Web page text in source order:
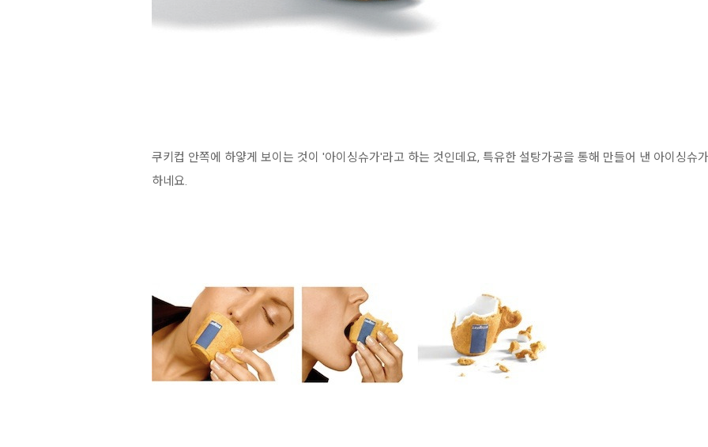
쿠키컵 안쪽에 하얗게 보이는 것이 '아이싱슈가'라고 하는 것인데요, 특유한 설탕가공을 통해 만들어 낸 아이싱슈
하네요.